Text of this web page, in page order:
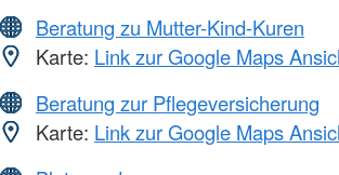
Beratung zu Mutter-Kind-Kuren
Karte: Link zur Google Maps
Beratung zur Pflegeversicherung
Karte: Link zur Google Maps